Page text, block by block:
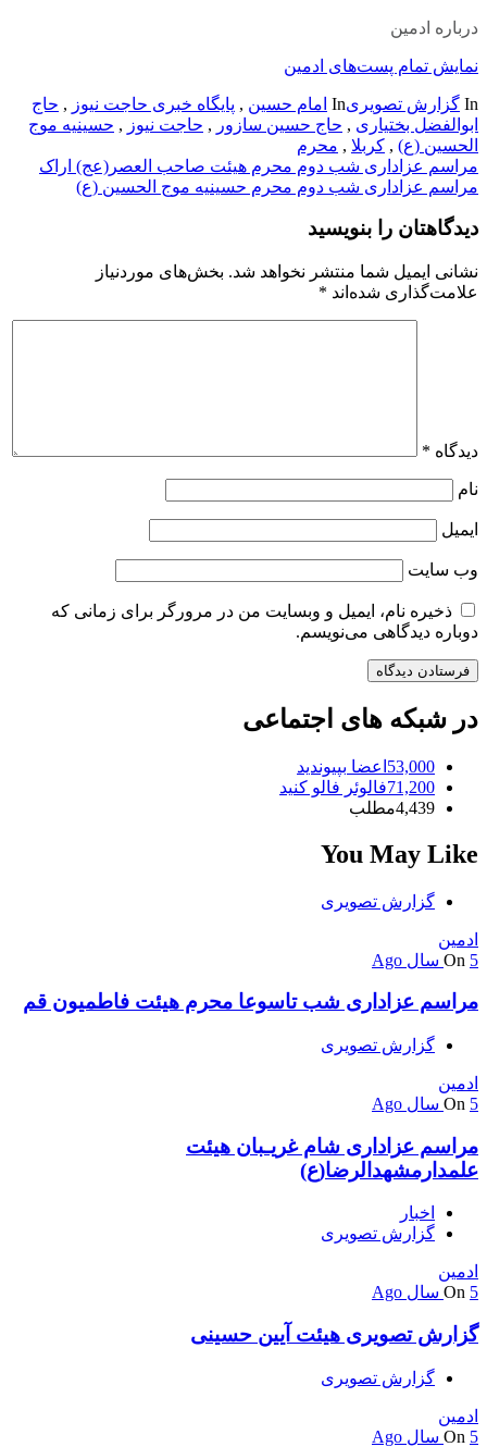
درباره ادمین
نمایش تمام پست‌های ادمین
In گزارش تصویریIn امام حسین , پایگاه خبری حاجت نیوز , حاج
ابوالفضل بختیاری , حاج حسین سازور , حاجت نیوز , حسینیه موج
الحسین (ع) , کربلا , محرم
راهبری
نوشته
مراسم عزاداری شب دوم محرم هیئت صاحب العصر(عج) اراک
مراسم عزاداری شب دوم محرم حسینیه موج الحسین (ع)
دیدگاهتان را بنویسید
نشانی ایمیل شما منتشر نخواهد شد. بخش‌های موردنیاز
علامت‌گذاری شده‌اند *
دیدگاه *
نام
ایمیل
وب‌ سایت
ذخیره نام، ایمیل و وبسایت من در مرورگر برای زمانی که
دوباره دیدگاهی می‌نویسم.
در شبکه های اجتماعی
53,000 اعضا بپیوندید
71,200فالوئر فالو کنید
4,439مطلب
You May Like
گزارش تصویری
ادمین
On 5 سال Ago
مراسم عزاداری شب تاسوعا محرم هیئت فاطمیون قم
گزارش تصویری
ادمین
On 5 سال Ago
مراسم عزاداری شام غریـبان هیئت
علمدارمشهدالرضا(ع)
اخبار
گزارش تصویری
ادمین
On 5 سال Ago
گزارش تصویری هیئت آیین حسینی
گزارش تصویری
ادمین
On 5 سال Ago